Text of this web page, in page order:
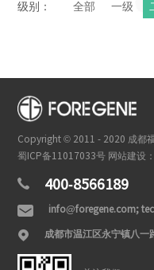
级别： 全部 一级
Copyright © 2011 - 2020 成都
蜀ICP备11017033号 网站建设
 400-8566189
 info@foregene.com;
 成都市温江区永宁镇八一